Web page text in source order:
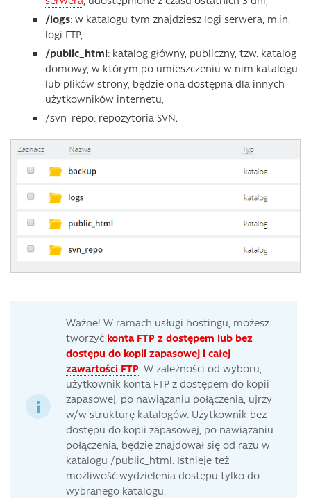
/logs: w katalogu tym znajdziesz logi serwera, m.in.
logi FTP,
/public_html: katalog główny, publiczny, tzw. katalog
domowy, w którym po umieszczeniu w nim katalogu
lub plików strony, będzie ona dostępna dla innych
użytkowników internetu,
/svn_repo: repozytoria SVN.
Ważne! W ramach usługi hostingu, możesz
tworzyć konta FTP z dostępem lub bez
dostępu do kopii zapasowej i całej
zawartości FTP. W zależności od wyboru,
użytkownik konta FTP z dostępem do kopii
zapasowej, po nawiązaniu połączenia, ujrzy
w/w strukturę katalogów. Użytkownik bez
dostępu do kopii zapasowej, po nawiązaniu
połączenia, będzie znajdował się od razu w
katalogu /public_html. Istnieje też
możliwość wydzielenia dostępu tylko do
wybranego katalogu.